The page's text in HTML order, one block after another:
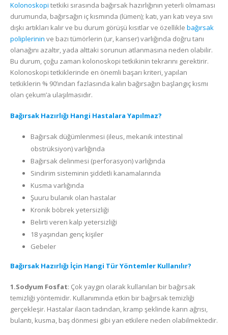
Kolonoskopi tetkiki sırasında bağırsak hazırlığının yeterli olmaması
durumunda, bağırsağın iç kısmında (lümen); katı, yarı katı veya sıvı
dışkı artıkları kalır ve bu durum görüşü kısıtlar ve özellikle bağırsak
poliplerinin ve bazı tümörlerin (ur, kanser) varlığında doğru tanı
olanağını azaltır, yada alttaki sorunun atlanmasına neden olabilir.
Bu durum, çoğu zaman kolonoskopi tetkikinin tekrarını gerektirir.
Kolonoskopi tetkiklerinde en önemli başarı kriteri, yapılan
tetkiklerin % 90’ından fazlasında kalın bağırsağın başlangıç kısmı
olan çekum’a ulaşılmasıdır.
Bağırsak Hazırlığı Hangi Hastalara Yapılmaz?
Bağırsak düğümlenmesi (ileus, mekanik intestinal
obstrüksiyon) varlığında
Bağırsak delinmesi (perforasyon) varlığında
Sindirim sisteminin şiddetli kanamalarında
Kusma varlığında
Şuuru bulanık olan hastalar
Kronik böbrek yetersizliği
Belirti veren kalp yetersizliği
18 yaşından genç kişiler
Gebeler
Bağırsak Hazırlığı İçin Hangi Tür Yöntemler Kullanılır?
1.Sodyum Fosfat: Çok yaygın olarak kullanılan bir bağırsak
temizliği yöntemidir. Kullanımında etkin bir bağırsak temizliği
gerçekleşir. Hastalar ilacın tadından, kramp şeklinde karın ağrısı,
bulantı, kusma, baş dönmesi gibi yan etkilere neden olabilmektedir.